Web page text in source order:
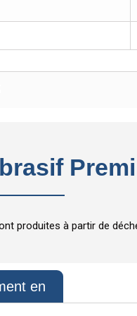
produites à partir de
en